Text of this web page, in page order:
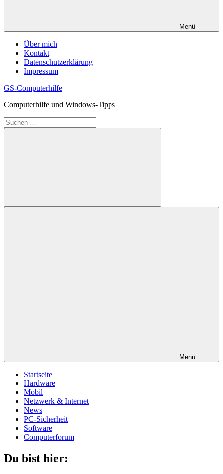
Menü
Über mich
Kontakt
Datenschutzerklärung
Impressum
GS-Computerhilfe
Computerhilfe und Windows-Tipps
Suchen
nach:
Suchen
Menü
Startseite
Hardware
Mobil
Netzwerk & Internet
News
PC-Sicherheit
Software
Computerforum
Du bist hier: